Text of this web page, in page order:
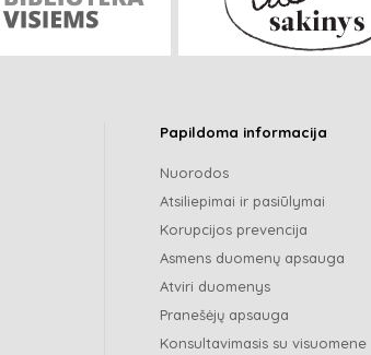
Papildoma informacija
Nuorodos
Atsiliepimai ir pasiūlymai
Korupcijos prevencija
Asmens duomenų apsauga
Atviri duomenys
Pranešėjų apsauga
Konsultavimasis su visuomene